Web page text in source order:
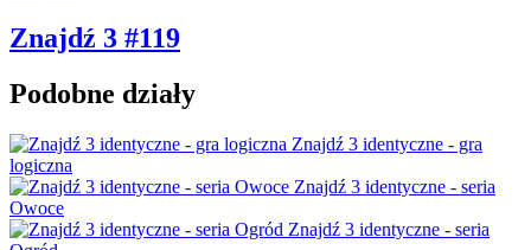
Znajdź 3 #119
Podobne działy
Znajdź 3 identyczne - gra
logiczna
Znajdź 3 identyczne - seria
Owoce
Znajdź 3 identyczne - seria